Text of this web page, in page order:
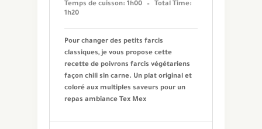
Temps de cuisson: 1h00
–
Total Time:
1h20
Pour changer des petits farcis
classiques, je vous propose cette
recette de poivrons farcis végétariens
façon chili sin carne. Un plat original et
coloré aux multiples saveurs pour un
repas ambiance Tex Mex